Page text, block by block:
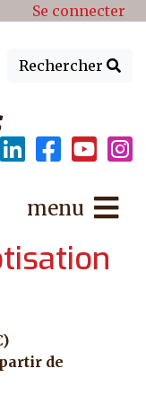
Se connecter
Rechercher
menu
de